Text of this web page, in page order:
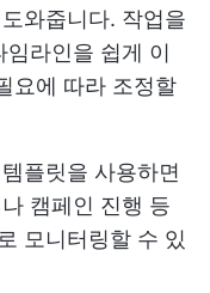
와줍니다. 작업을
라인을 쉽게 이
요에 따라 조정할
플릿을 사용하면
캠페인 진행 등
모니터링할 수 있